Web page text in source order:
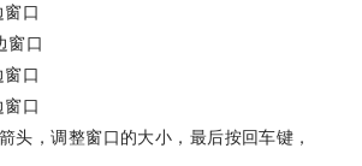
口
窗口
口
口
头，调整窗口的大小，最后按回车键，